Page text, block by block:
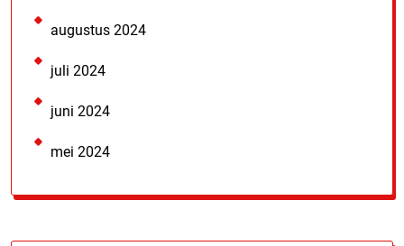
augustus 2024
juli 2024
juni 2024
mei 2024